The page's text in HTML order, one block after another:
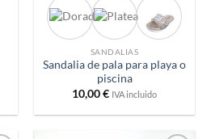
SANDALIAS
Sandalia de pala para playa o
piscina
10,00€ IVA incluido